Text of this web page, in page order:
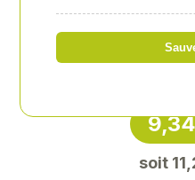
BURIN
soit